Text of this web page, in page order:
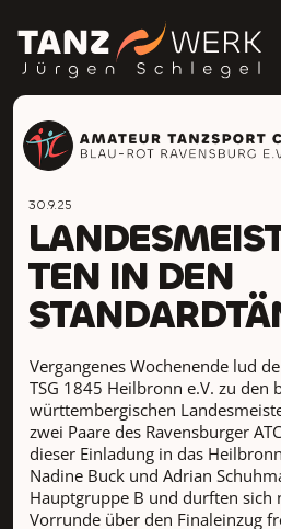
30.9.25
TEN IN DEN
Vergangenes Wochenende lud
TSG 1845 Heilbronn e.V. zu den
württembergischen
zwei Paare des Ravensburger
dieser Einladung in das
Nadine Buck und Adrian
Hauptgruppe B und durften sich
Vorrunde über den Finaleinzug